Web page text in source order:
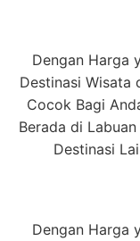
Dengan Harga
Destinasi Wisata
Cocok Bagi
Berada di
Destinasi
Dengan Harga